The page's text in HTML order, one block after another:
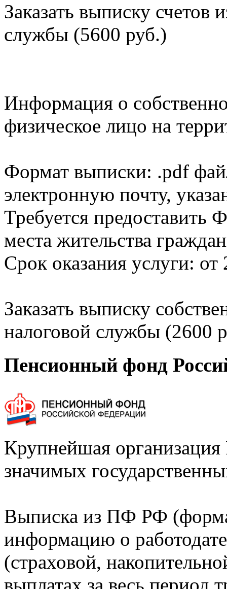
Заказать выписку счетов
службы (5600 руб.)
Информация о
физическое лицо на
Формат выписки: .pdf
электронную почту,
Требуется
места жительства
Срок оказания услуги: от
Заказать выписку
налоговой службы (2600
Пенсионный фонд
Крупнейшая
значимых
Выписка из ПФ РФ
информацию о
(страховой,
выплатах за весь период